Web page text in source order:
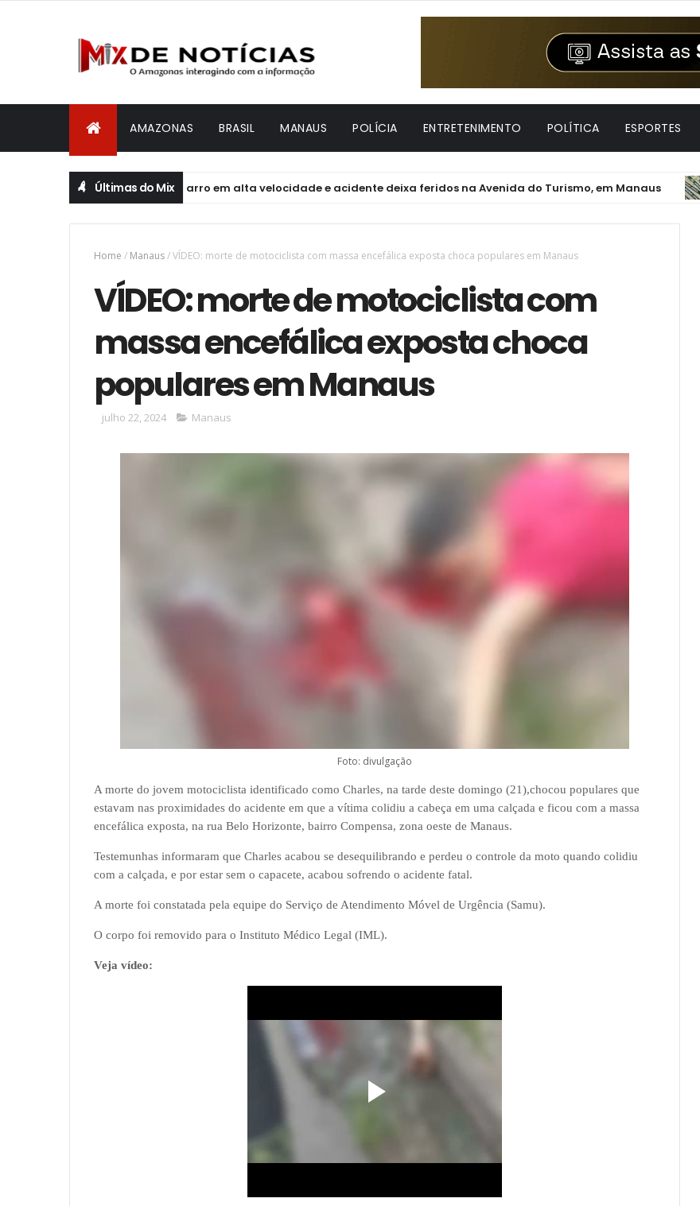
AMAZONAS BRASIL MANAUS POLÍCIA ENTRETENIMENTO POLÍTICA ESPORTES
Últimas do Mix
é atingida por carro em alta velocidade e acidente deixa feridos na Avenida do Turismo, em Manaus BRASIL
Home / Manaus/VÍDEO: morte de motociclista com massa encefálica exposta choca populares em Manaus
VÍDEO: morte de motociclista com
massa encefálica exposta choca
populares em Manaus
julho 22, 2024 Manaus
Foto: divulgação
A morte do jovem motociclista identificado como Charles, na tarde deste domingo (21),chocou populares que
estavam nas proximidades do acidente em que a vítima colidiu a cabeça em uma calçada e ficou com a massa
encefálica exposta, na rua Belo Horizonte, bairro Compensa, zona oeste de Manaus.
Testemunhas informaram que Charles acabou se desequilibrando e perdeu o controle da moto quando colidiu
com a calçada, e por estar sem o capacete, acabou sofrendo o acidente fatal.
A morte foi constatada pela equipe do Serviço de Atendimento Móvel de Urgência (Samu).
O corpo foi removido para o Instituto Médico Legal (IML).
Veja vídeo: